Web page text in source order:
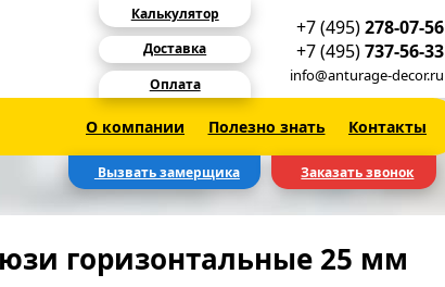
Калькулятор
Доставка
Оплата
+7 (495)278-07-56
+7 (495)737-56-33
info@anturage-decor.ru
О компании Полезно знать Контакты
Вызвать замерщика Заказать звонок
горизонтальные 25 мм